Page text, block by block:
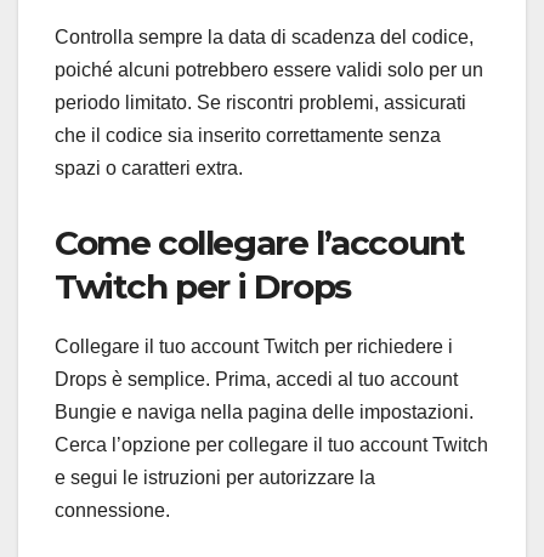
Controlla sempre la data di scadenza del codice,
poiché alcuni potrebbero essere validi solo per un
periodo limitato. Se riscontri problemi, assicurati
che il codice sia inserito correttamente senza
spazi o caratteri extra.
Come collegare l’account
Twitch per i Drops
Collegare il tuo account Twitch per richiedere i
Drops è semplice. Prima, accedi al tuo account
Bungie e naviga nella pagina delle impostazioni.
Cerca l’opzione per collegare il tuo account Twitch
e segui le istruzioni per autorizzare la
connessione.